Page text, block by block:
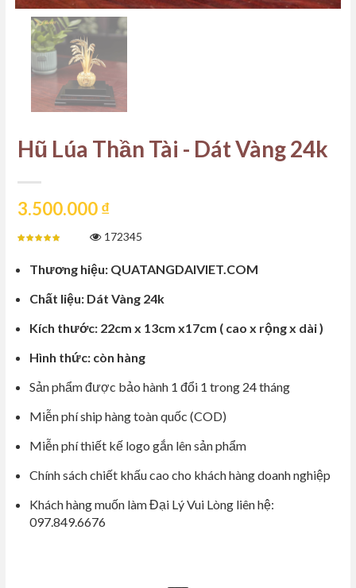
Hũ Lúa Thần Tài - Dát Vàng 24k
3.500.000₫
172345
Thương hiệu: QUATANGDAIVIET.COM
Chất liệu: Dát Vàng 24k
Kích thước: 22cm x 13cm x17cm ( cao x rộng x dài )
Hình thức: còn hàng
Sản phẩm được bảo hành 1 đổi 1 trong 24 tháng
Miễn phí ship hàng toàn quốc (COD)
Miễn phí thiết kế logo gắn lên sản phẩm
Chính sách chiết khấu cao cho khách hàng doanh nghiệp
Khách hàng muốn làm Đại Lý Vui Lòng liên hệ:
097.849.6676